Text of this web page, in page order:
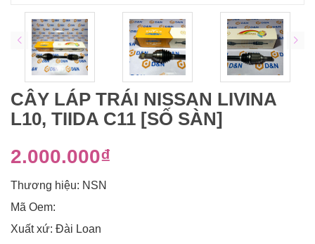
CÂY LÁP TRÁI NISSAN LIVINA
L10, TIIDA C11 [SỐ SÀN]
2.000.000₫
Thương hiệu: NSN
Mã Oem:
Xuất xứ: Đài Loan